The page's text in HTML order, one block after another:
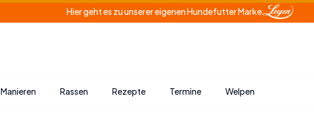
Hier geht es zu unserer eigenen Hundefutter Marke
Manieren Rassen Rezepte Termine Welpen